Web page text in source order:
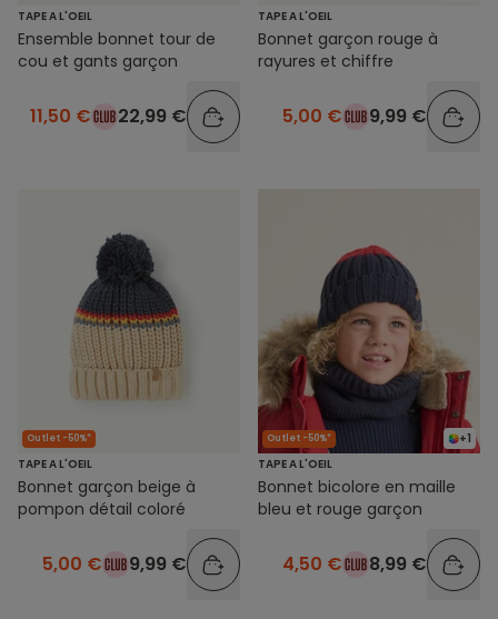
TAPE A L'OEIL
Ensemble bonnet tour de
cou et gants garçon
11,50 € 22,99 €
TAPE A L'OEIL
Bonnet garçon rouge à
rayures et chiffre
5,00 € 9,99 €
Outlet -50%*
TAPE A L'OEIL
Bonnet garçon beige à
pompon détail coloré
5,00 € 9,99 €
+1
Outlet -50%*
TAPE A L'OEIL
Bonnet bicolore en maille
bleu et rouge garçon
4,50 € 8,99 €